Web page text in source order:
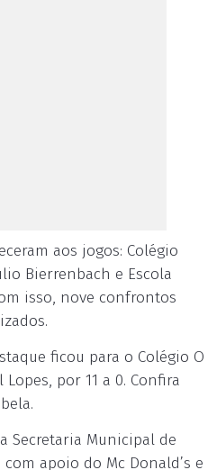
aos jogos: Colégio
Bierrenbach e Escola
isso, nove confrontos
ficou para o Colégio O
por 11 a 0. Confira
Secretaria Municipal de
apoio do Mc Donald’s e